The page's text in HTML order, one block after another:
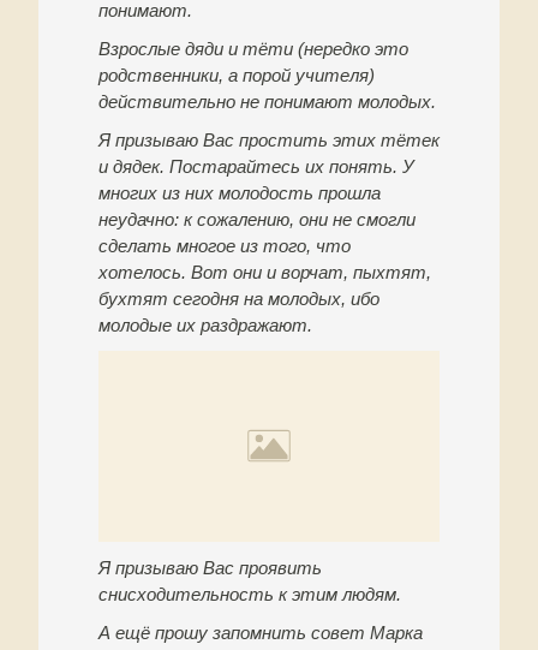
понимают.
Взрослые дяди и тёти (нередко это
родственники, а порой учителя)
действительно не понимают молодых.
Я призываю Вас простить этих тётек
и дядек. Постарайтесь их понять. У
многих из них молодость прошла
неудачно: к сожалению, они не смогли
сделать многое из того, что
хотелось. Вот они и ворчат, пыхтят,
бухтят сегодня на молодых, ибо
молодые их раздражают.
Я призываю Вас проявить
снисходительность к этим людям.
А ещё прошу запомнить совет Марка